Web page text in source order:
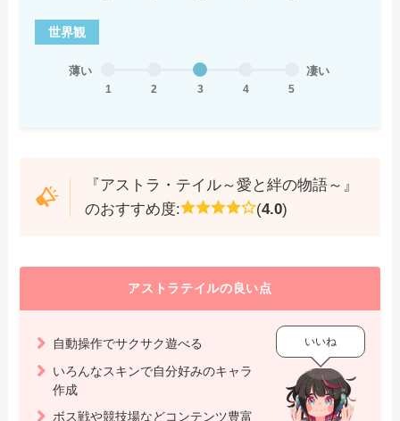
世界観
薄い
1 2 3 4 5
凄い
『アストラ・テイル～愛と絆の物語～』
のおすすめ度:
(4.0)
アストラテイルの良い点
自動操作でサクサク遊べる
いろんなスキンで自分好みのキャラ
作成
ボス戦や競技場などコンテンツ豊富
いいね